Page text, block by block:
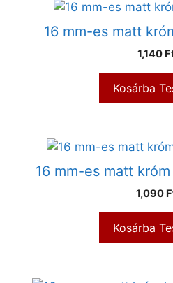
16 mm-es matt
1,140
Kosárba
16 mm-es matt
1,090
Kosárba